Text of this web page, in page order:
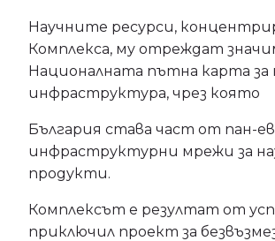
Научните ресурси,
Комплекса, му отреждат
Националната пътна карта за
инфраструктура, чрез която
България става част от пан-
инфраструктурни мрежи за
продукти.
Комплексът е резултат от
приключил проект за